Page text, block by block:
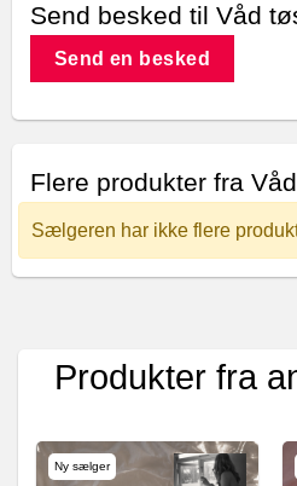
Send besked til Våd
Send en besked
Flere produkter fra
Sælgeren har ikke flere
Produkter fra
Ny sælger